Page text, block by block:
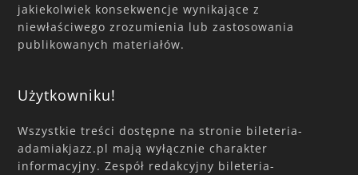
jakiekolwiek konsekwencje wynikające z
niewłaściwego zrozumienia lub zastosowania
publikowanych materiałów.
Użytkowniku!
Wszystkie treści dostępne na stronie bileteria-
adamiakjazz.pl mają wyłącznie charakter
informacyjny. Zespół redakcyjny bileteria-